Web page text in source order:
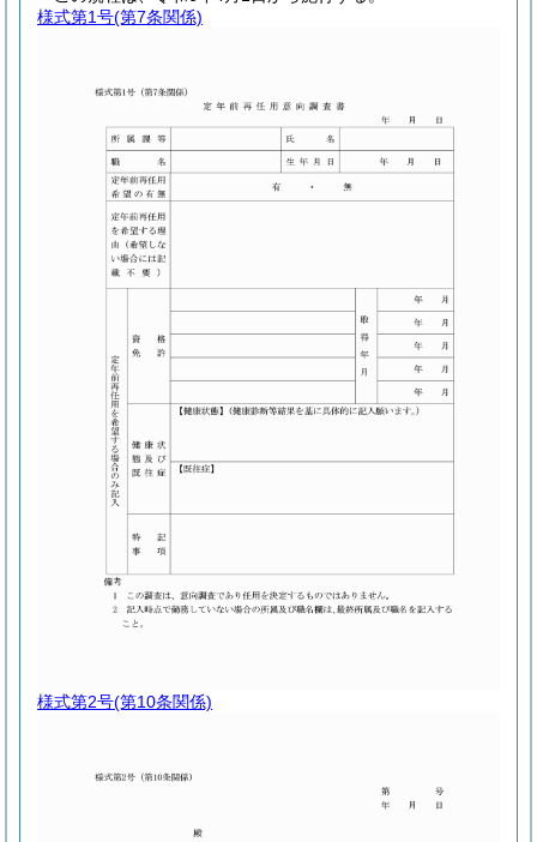
様式第1号(第7条関係)
様式第2号(第10条関係)